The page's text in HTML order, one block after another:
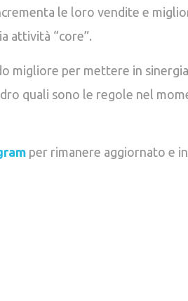
le loro vendite e
attività “core”.
migliore per mettere in
quali sono le regole nel
per rimanere aggiornato e